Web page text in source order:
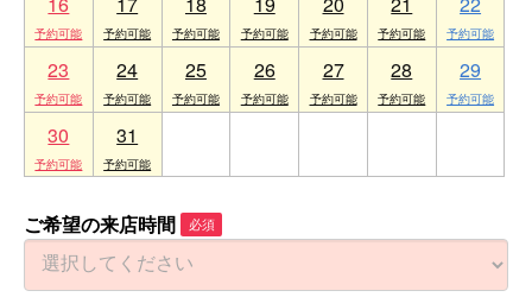
23 24 25 26 27 28 29
30 31
ご希望の来店時間 必須